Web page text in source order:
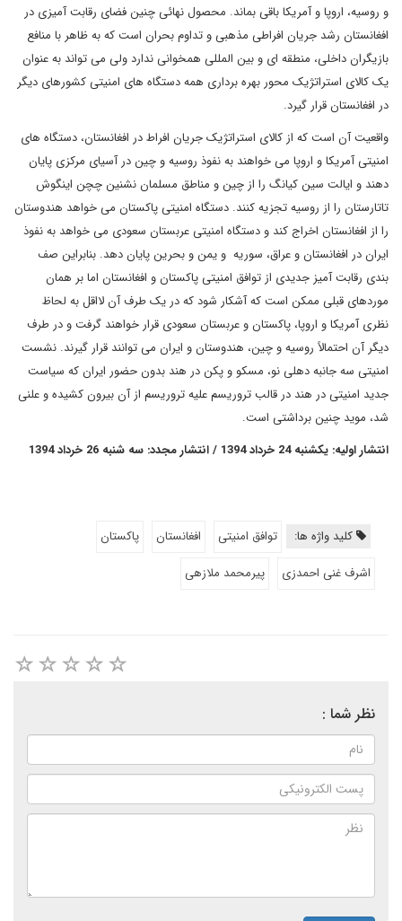
و روسیه، اروپا و آمریکا باقی بماند. محصول نهائی چنین فضای رقابت آمیزی در
افغانستان رشد جریان افراطی مذهبی و تداوم بحران است که به ظاهر با منافع
بازیگران داخلی، منطقه ای و بین المللی همخوانی ندارد ولی می تواند به عنوان
یک کالای استراتژیک محور بهره برداری همه دستگاه های امنیتی کشورهای دیگر
در افغانستان قرار گیرد.
واقعیت آن است که از کالای استراتژیک جریان افراط در افغانستان، دستگاه های
امنیتی آمریکا و اروپا می خواهند به نفوذ روسیه و چین در آسیای مرکزی پایان
دهند و ایالت سین کیانگ را از چین و مناطق مسلمان نشنین چچن اینگوش
تاتارستان را از روسیه تجزیه کنند. دستگاه امنیتی پاکستان می خواهد هندوستان
را از افغانستان اخراج کند و دستگاه امنیتی عربستان سعودی می خواهد به نفوذ
ایران در افغانستان و عراق، سوریه و یمن و بحرین پایان دهد. بنابراین صف
بندی رقابت آمیز جدیدی از توافق امنیتی پاکستان و افغانستان اما بر همان
موردهای قبلی ممکن است که آشکار شود که در یک طرف آن لااقل به لحاظ
نظری آمریکا و اروپا، پاکستان و عربستان سعودی قرار خواهند گرفت و در طرف
دیگر آن احتمالاً روسیه و چین، هندوستان و ایران می توانند قرار گیرند. نشست
امنیتی سه جانبه دهلی نو، مسکو و پکن در هند بدون حضور ایران که سیاست
جدید امنیتی در هند در قالب تروریسم علیه تروریسم از آن بیرون کشیده و علنی
شد، موید چنین برداشتی است.
انتشار اولیه: یکشنبه 24 خرداد 1394 / انتشار مجدد: سه شنبه 26 خرداد 1394
کلید واژه ها: توافق امنیتی افغانستان
پاکستان
اشرف غنی احمدزی
پیرمحمد ملازهی
نظر شما :